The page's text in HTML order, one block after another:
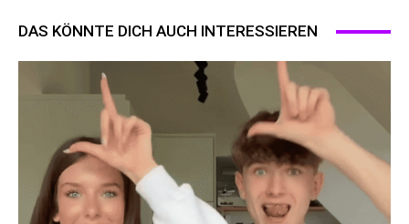
DAS KÖNNTE DICH AUCH INTERESSIEREN